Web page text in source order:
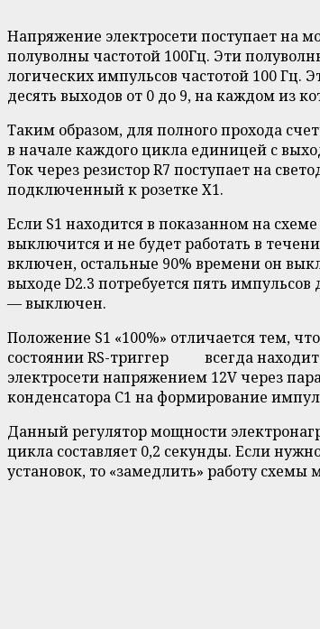
Напряжение электросети поступает на
полуволны частотой 100Гц. Эти
логических импульсов частотой 100 Гц.
десять выходов от 0 до 9, на каждом из
Таким образом, для полного прохода
в начале каждого цикла единицей с
Ток через резистор R7 поступает на
подключенный к розетке Х1.
Если S1 находится в показанном на
выключится и не будет работать в
включен, остальные 90% времени он
выходе D2.3 потребуется пять
— выключен.
Положение S1 «100%» отличается тем,
состоянии RS-триггер всегда
электросети напряжением 12V через
конденсатора С1 на формирование
Данный регулятор мощности
цикла составляет 0,2 секунды. Если
установок, то «замедлить» работу